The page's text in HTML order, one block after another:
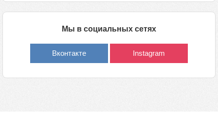
Мы в социальных сетях
Вконтакте Instagram